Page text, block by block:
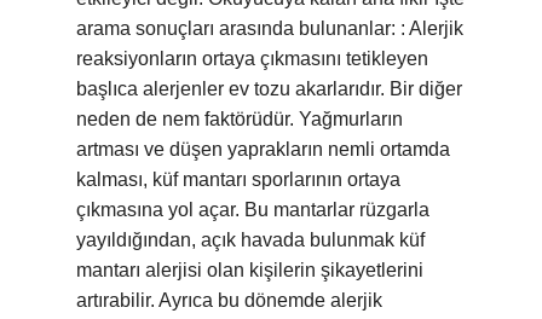
arama sonuçları arasında bulunanlar: : Alerjik
reaksiyonların ortaya çıkmasını tetikleyen
başlıca alerjenler ev tozu akarlarıdır. Bir diğer
neden de nem faktörüdür. Yağmurların
artması ve düşen yaprakların nemli ortamda
kalması, küf mantarı sporlarının ortaya
çıkmasına yol açar. Bu mantarlar rüzgarla
yayıldığından, açık havada bulunmak küf
mantarı alerjisi olan kişilerin şikayetlerini
artırabilir. Ayrıca bu dönemde alerjik